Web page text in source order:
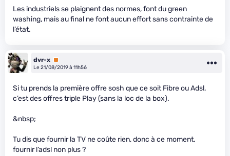
Les industriels se plaignent des normes, font du green
washing, mais au final ne font aucun effort sans contrainte de
l’état.
dvr-x Premium
Le 21/08/2019 à 11h56
Si tu prends la première offre sosh que ce soit Fibre ou Adsl,
c’est des offres triple Play (sans la loc de la box).
&nbsp;
Tu dis que fournir la TV ne coûte rien, donc à ce moment,
fournir l’adsl non plus ?